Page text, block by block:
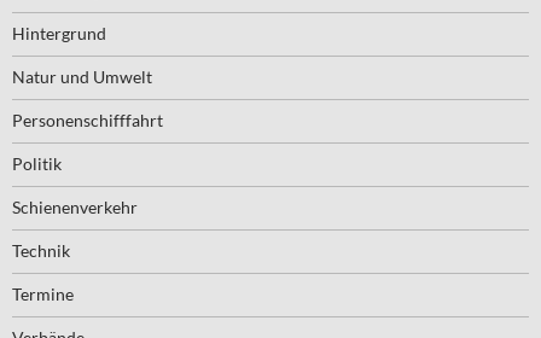
Hintergrund
Natur und Umwelt
Personenschifffahrt
Politik
Schienenverkehr
Technik
Termine